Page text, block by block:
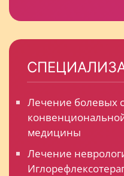
Лечение болевых
медицины
Лечение